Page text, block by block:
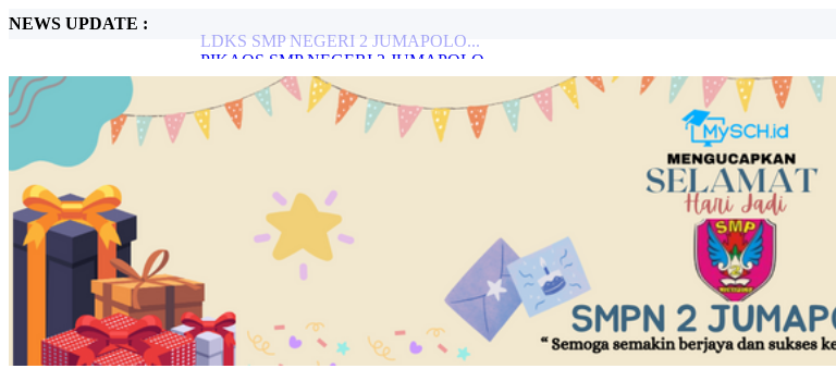
NEWS UPDATE :
PIKAOS SMP NEGERI 2 JUMAPOLO...
Peringatan HUT PGRI Kec.Jumapolo Tahun 2024...
Gerakan Aksi bergizi Serentak Sebulan Sekali. Tanggal 1 Nove...
SMPN 2 JUMAPOLO JUARA 2 LOMBA LAYANAN PUBLIK TINGKAT KABUPAT...
LOMBA TARI KARANG TUMANDANG POKJA 3...
STOP BULLYING DI SEKOLAH...
PERINGATAN HARI SAMPAH NASIONAL 24 FEBRUARI 2026...
LDKS SMP NEGERI 2 JUMAPOLO...